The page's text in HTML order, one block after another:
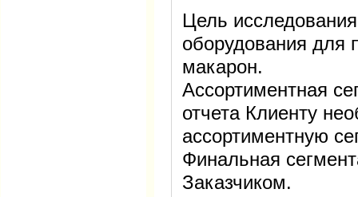
Цель
оборудования для
макарон.
Ассортиментная
отчета Клиенту
ассортиментную
Финальная
Заказчиком.